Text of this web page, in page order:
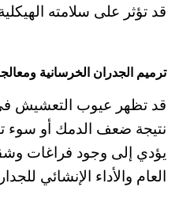
قد تؤثر على سلامته
ترميم الجدران الخرسانية
قد تظهر عيوب التعشيش
نتيجة ضعف الدمك أو سوء
يؤدي إلى وجود فراغات
العام والأداء الإنشائي